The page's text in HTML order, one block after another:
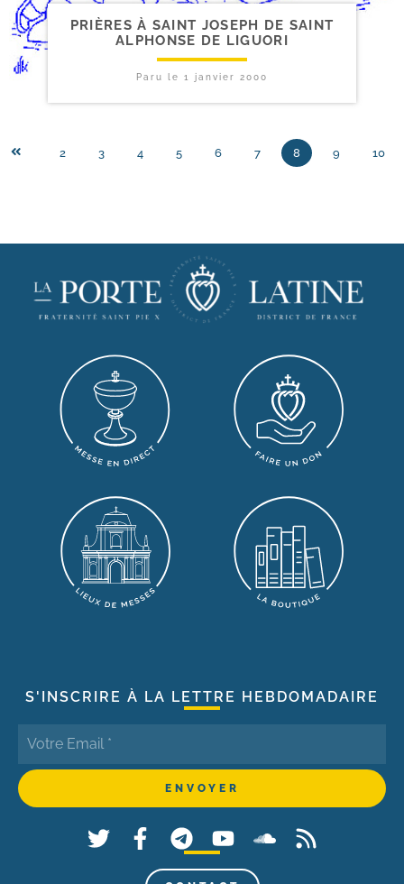
PRIÈRES À SAINT JOSEPH DE SAINT
ALPHONSE DE LIGUORI
Paru le 1 janvier 2000
2 3 4 5 6 7 8 9 10
S'INSCRIRE À LA LETTRE HEBDOMADAIRE